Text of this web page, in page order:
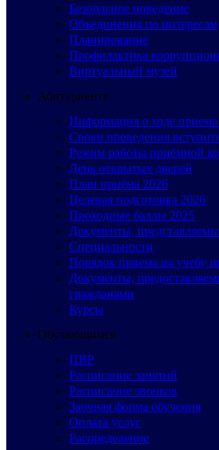
Безопасное поведение
Объединения по интересам
Планирование
Профилактика
Виртуальный музей
Абитуриенту
Информация о ходе приема
Сроки проведения
Режим работы приёмной
День открытых дверей
План приёма 2026
Целевая подготовка 2026
Проходные баллы 2025
Документы,
Специальности
Порядок приема на учебу
Документы,
гражданами
Курсы
Обучающимся
ПВР
Расписание занятий
Расписание звонков
Заочная форма обучения
Оплата услуг
Распределение